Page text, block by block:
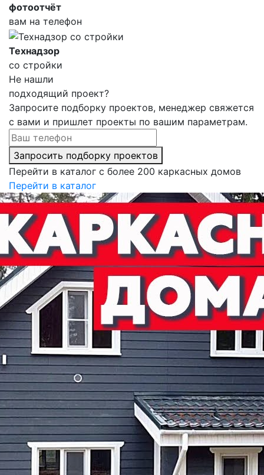
фотоотчёт
вам на телефон
Технадзор
со стройки
Не нашли
подходящий проект?
Запросите подборку проектов, менеджер свяжется
с вами и пришлет проекты по вашим параметрам.
Запросить подборку проектов
Перейти в каталог с более 200 каркасных домов
Перейти в каталог